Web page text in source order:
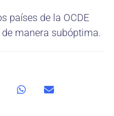
países de la OCDE
manera subóptima.